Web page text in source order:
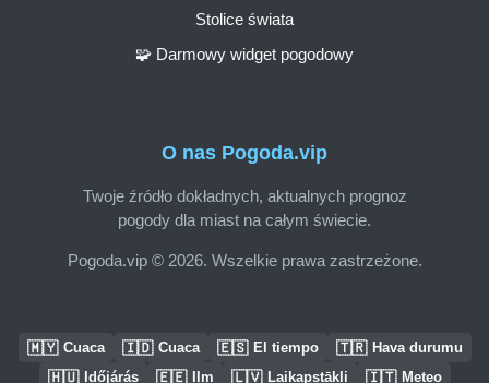
O nas Pogoda.vip
Twoje źródło dokładnych, aktualnych prognoz
pogody dla miast na całym świecie.
Pogoda.vip © 2026. Wszelkie prawa zastrzeżone.
Stolice świata
🧩 Darmowy widget pogodowy
🇲🇾 Cuaca 🇮🇩 Cuaca 🇪🇸 El tiempo 🇹🇷 Hava durumu
🇭🇺 Időjárás 🇪🇪 Ilm 🇱🇻 Laikapstākļi 🇮🇹 Meteo